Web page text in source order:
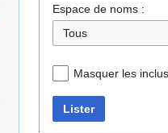
Espace de noms :
Masquer les
Lister